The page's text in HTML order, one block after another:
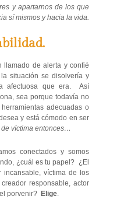
y apartarnos de los que
sí mismos y hacia la vida.
llamado de alerta y confié
situación se disolvería y
afectuosa que era. Así
sea porque todavía no
adecuadas o
y está cómodo en ser
víctima entonces…
conectados y somos
¿cuál es tu papel? ¿El
incansable, víctima de los
responsable, actor
porvenir? Elige.